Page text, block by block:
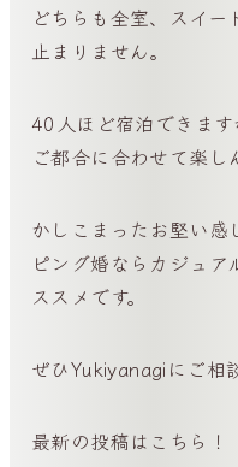
どちらも全室、スイ
止まりません。
40人ほど宿泊できま
ご都合に合わせて楽し
かしこまったお堅い
ピング婚ならカジュ
ススメです。
ぜひYukiyanagiにご相
最新の投稿はこちら！